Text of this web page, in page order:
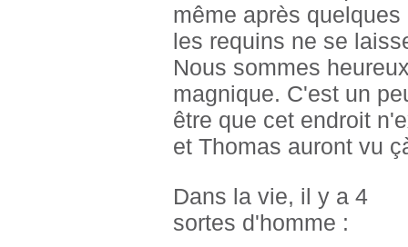
même après
les requins ne se
Nous sommes
magnique. C'est un
être que cet endroit
et Thomas auront vu
Dans la vie, il y a 4
sortes d'homme :